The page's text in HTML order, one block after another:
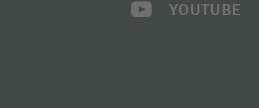
YOUTUBE